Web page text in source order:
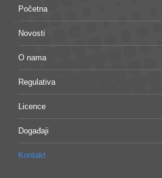
Početna
Novosti
O nama
Regulativa
Licence
Događaji
Kontakt